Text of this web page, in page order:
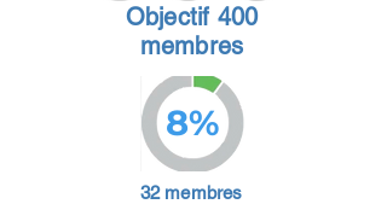
Objectif 400
membres
8%
32 membres